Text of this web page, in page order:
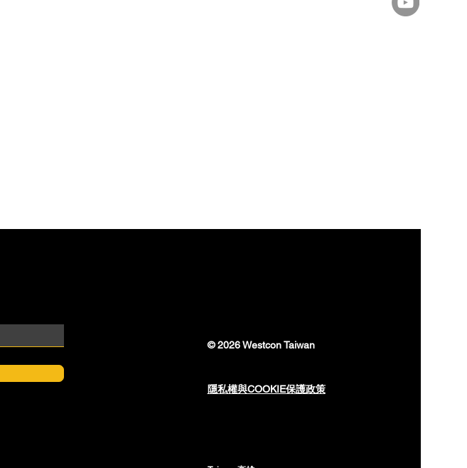
© 2026 Westcon Taiwan
隱私權與COOKIE保護政策